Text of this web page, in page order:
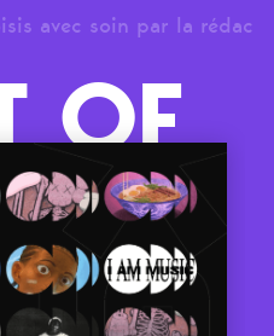
avec soin par la rédac
OF